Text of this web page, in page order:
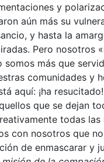
y
aún más su
y hasta la
Pero nosotros
más que
comunidades y
aquí: ¡ha
que se dejan
todas
con nosotros que
de enmascarar y